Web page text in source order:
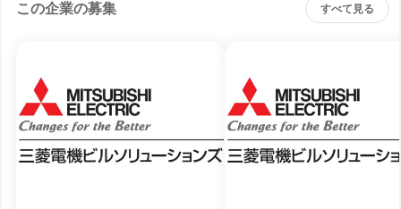
この企業の募集 すべて見る